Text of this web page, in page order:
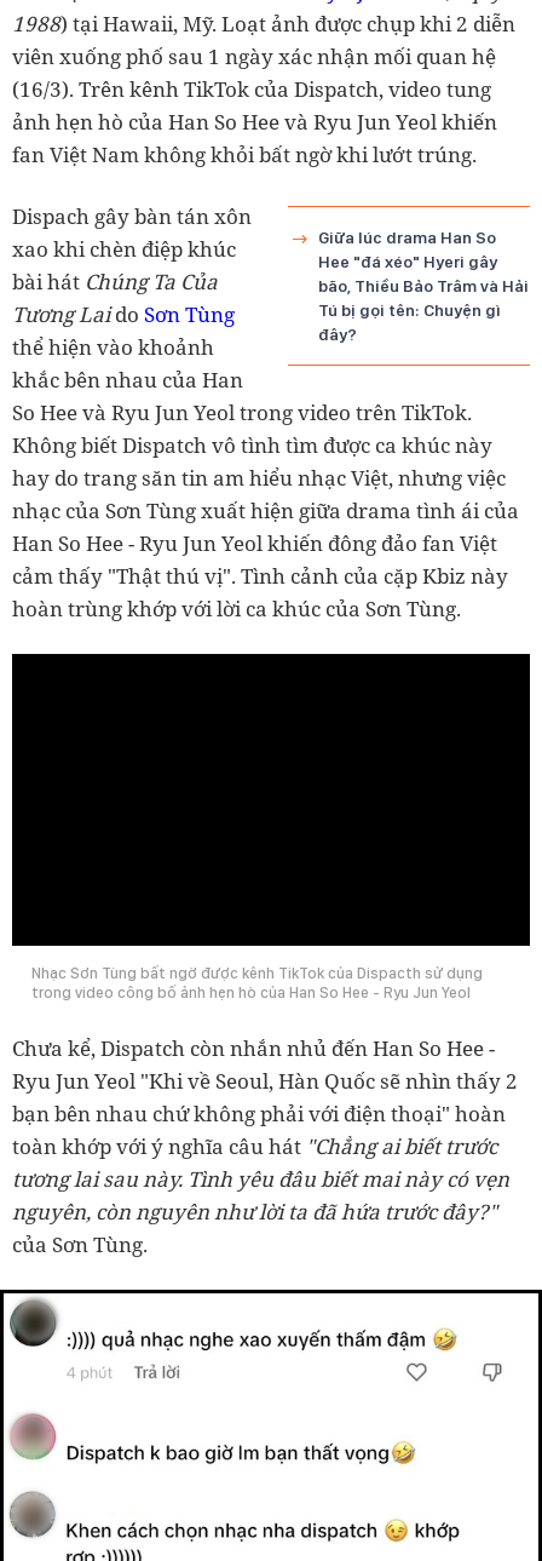
1988) tại Hawaii, Mỹ. Loạt ảnh được chụp khi 2 diễn
viên xuống phố sau 1 ngày xác nhận mối quan hệ
(16/3). Trên kênh TikTok của Dispatch, video tung
ảnh hẹn hò của Han So Hee và Ryu Jun Yeol khiến
fan Việt Nam không khỏi bất ngờ khi lướt trúng.
Giữa lúc drama Han So
Hee "đá xéo" Hyeri gây
bão, Thiều Bảo Trâm và Hải
Tú bị gọi tên: Chuyện gì
đây?
Dispach gây bàn tán xôn
xao khi chèn điệp khúc
bài hát Chúng Ta Của
Tương Laido Sơn Tùng
thể hiện vào khoảnh
khắc bên nhau của Han
So Hee và Ryu Jun Yeol trong video trên TikTok.
Không biết Dispatch vô tình tìm được ca khúc này
hay do trang săn tin am hiểu nhạc Việt, nhưng việc
nhạc của Sơn Tùng xuất hiện giữa drama tình ái của
Han So Hee - Ryu Jun Yeol khiến đông đảo fan Việt
cảm thấy "Thật thú vị". Tình cảnh của cặp Kbiz này
hoàn trùng khớp với lời ca khúc của Sơn Tùng.
Nhạc Sơn Tùng bất ngờ được kênh TikTok của Dispacth sử dụng
trong video công bố ảnh hẹn hò của Han So Hee - Ryu Jun Yeol
Chưa kể, Dispatch còn nhắn nhủ đến Han So Hee -
Ryu Jun Yeol "Khi về Seoul, Hàn Quốc sẽ nhìn thấy 2
bạn bên nhau chứ không phải với điện thoại" hoàn
toàn khớp với ý nghĩa câu hát "Chẳng ai biết trước
tương lai sau này. Tình yêu đâu biết mai này có vẹn
nguyên, còn nguyên như lời ta đã hứa trước đây?"
của Sơn Tùng.